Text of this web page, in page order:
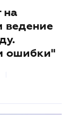
на
ведение
ошибки"